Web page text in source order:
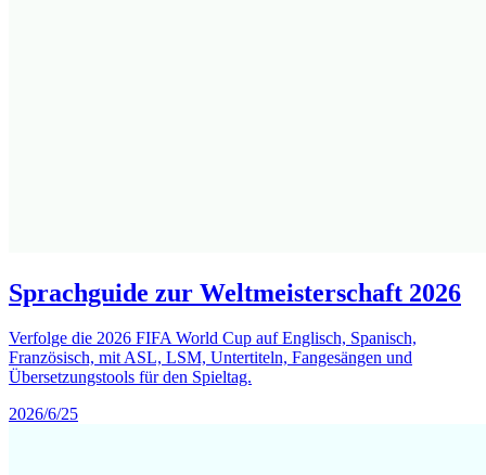
Sprachguide zur Weltmeisterschaft 2026
Verfolge die 2026 FIFA World Cup auf Englisch, Spanisch,
Französisch, mit ASL, LSM, Untertiteln, Fangesängen und
Übersetzungstools für den Spieltag.
2026/6/25